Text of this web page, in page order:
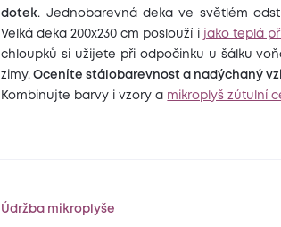
dotek. Jednobarevná deka ve světlém
Velká deka 200x230 cm poslouží i
jako teplá
chloupků si užijete při odpočinku u šálku
zimy. Oceníte stálobarevnost a nadýchaný
Kombinujte barvy i vzory a mikroplyš zútulní
Údržba mikroplyše